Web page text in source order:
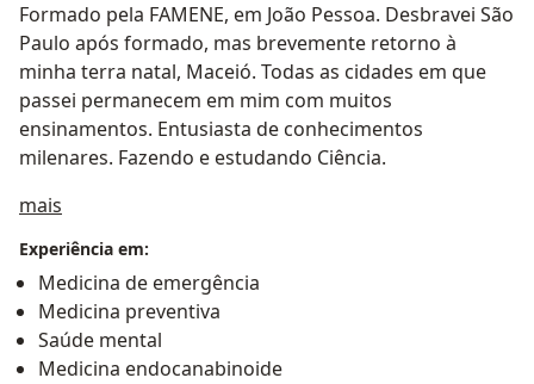
Formado pela FAMENE, em João Pessoa. Desbravei São
Paulo após formado, mas brevemente retorno à
minha terra natal, Maceió. Todas as cidades em que
passei permanecem em mim com muitos
ensinamentos. Entusiasta de conhecimentos
milenares. Fazendo e estudando Ciência.
mais
Experiência em:
Medicina de emergência
Medicina preventiva
Saúde mental
Medicina endocanabinoide